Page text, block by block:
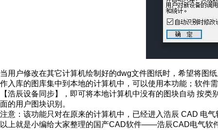
当用户修改在其它计算机绘制好的dwg文件图纸时，希望将图
作入库的图库集中到本地的计算机中，可以使用本功能；软件
【浩辰设备同步】，即可将本地计算机中没有的图块自动 按
面的用户图块识别。
注意：该功能只对在原来的计算机中，已经进入浩辰 CAD 电
以上就是小编给大家整理的国产CAD软件——浩辰CAD电气软